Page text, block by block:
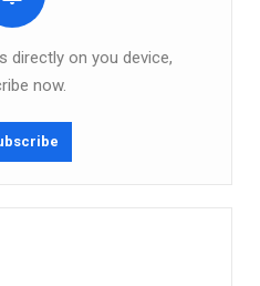
directly on you device,
now.